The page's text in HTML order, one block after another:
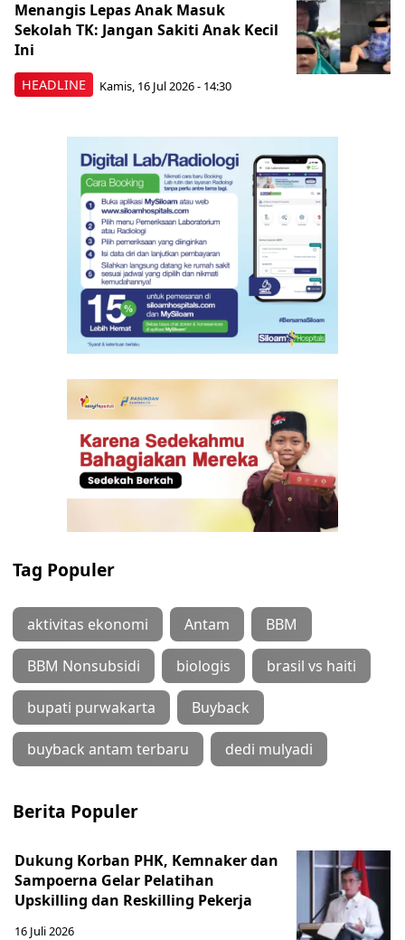
HEADLINE
Menangis Lepas Anak Masuk
Sekolah TK: Jangan Sakiti Anak Kecil
Ini
Kamis, 16 Jul 2026 - 14:30
Tag Populer
aktivitas ekonomi Antam BBM
BBM Nonsubsidi biologis brasil vs haiti
bupati purwakarta Buyback
buyback antam terbaru dedi mulyadi
Berita Populer
Dukung Korban PHK, Kemnaker dan
Sampoerna Gelar Pelatihan
Upskilling dan Reskilling Pekerja
16 Juli 2026